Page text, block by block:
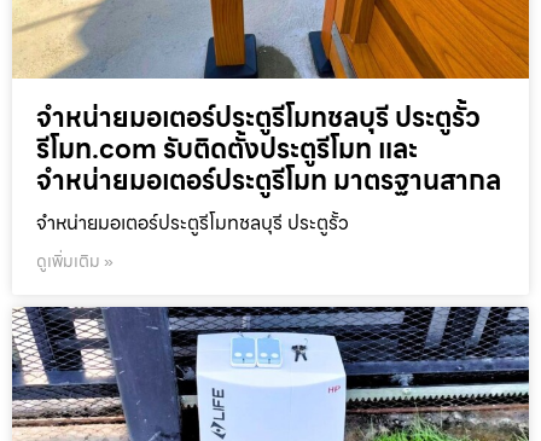
จำหน่ายมอเตอร์ประตูรีโมทชลบุรี ประตูรั้ว
รีโมท.com รับติดตั้งประตูรีโมท และ
จำหน่ายมอเตอร์ประตูรีโมท มาตรฐานสากล
จำหน่ายมอเตอร์ประตูรีโมทชลบุรี ประตูรั้ว
ดูเพิ่มเติม »